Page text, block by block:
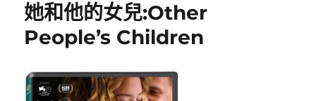
她和他的女兒:Other
People’s Children